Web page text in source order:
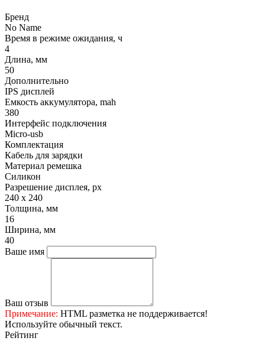
Бренд
No Name
Время в режиме ожидания, ч
4
Длина, мм
50
Дополнительно
IPS дисплей
Емкость аккумулятора, mah
380
Интерфейс подключения
Micro-usb
Комплектация
Кабель для зарядки
Материал ремешка
Силикон
Разрешение дисплея, px
240 х 240
Толщина, мм
16
Ширина, мм
40
Ваше имя
Ваш отзыв
Примечание: HTML разметка не поддерживается!
Используйте обычный текст.
Рейтинг